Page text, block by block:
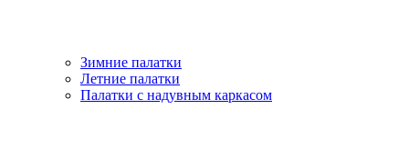
Зимние палатки
Летние палатки
Палатки с надувным каркасом